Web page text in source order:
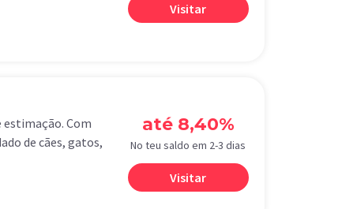
Visitar
Com
de cães, gatos,
até 8,40%
No teu saldo em 2-3 dias
Visitar